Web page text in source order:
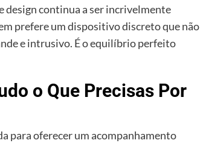
design continua a ser incrivelmente
prefere um dispositivo discreto que não
e intrusivo. É o equilíbrio perfeito
o Que Precisas Por
para oferecer um acompanhamento